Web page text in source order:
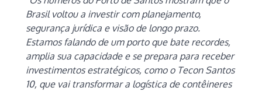
Brasil voltou a investir com planejamento,
segurança jurídica e visão de longo prazo.
Estamos falando de um porto que bate recordes,
amplia sua capacidade e se prepara para receber
investimentos estratégicos, como o Tecon Santos
10, que vai transformar a logística de contêineres